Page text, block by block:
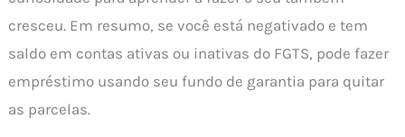
cresceu. Em resumo, se você está negativado e tem
saldo em contas ativas ou inativas do FGTS, pode fazer
empréstimo usando seu fundo de garantia para quitar
as parcelas.